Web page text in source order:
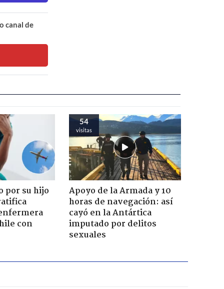
canal de
por su hijo
con
54
visitas
Apoyo de la Armada y 10
horas de navegación: así
cayó en la Antártica
imputado por delitos
sexuales